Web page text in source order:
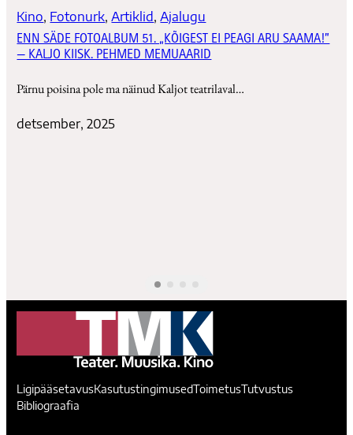
Kino, Fotonurk, Artiklid, Ajalugu
ENN SÄDE FOTOALBUM 51. „KÕIGEST EI PEAGI ARU SAAMA!”
— KALJO KIISK. PEHMED MEMUAARID
Pärnu poisina pole ma näinud Kaljot teatrilaval…
detsember, 2025
LigipääsetavusKasutustingimusedToimetusTutvustus
Bibliograafia